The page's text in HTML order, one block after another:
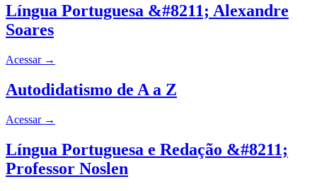
Língua Portuguesa &#8211; Alexandre
Soares
Acessar →
Autodidatismo de A a Z
Acessar →
Língua Portuguesa e Redação &#8211;
Professor Noslen